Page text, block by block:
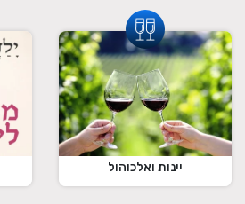
יינות ואלכוהול